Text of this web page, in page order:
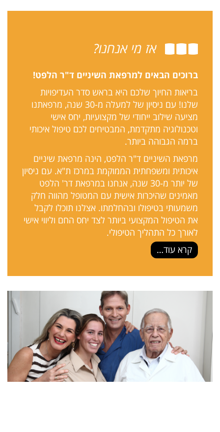
אז מי אנחנו?
ברוכים הבאים למרפאת השיניים ד"ר הלפט!
בריאות החיוך שלכם היא בראש סדר העדיפויות
שלנו! עם ניסיון של למעלה מ-30 שנה, מרפאתנו
מציעה שילוב ייחודי של מקצועיות, יחס אישי
וטכנולוגיה מתקדמת, המבטיחים לכם טיפול איכותי
ברמה הגבוהה ביותר.
מרפאת השיניים ד"ר הלפט, הינה מרפאת שיניים
איכותית ומשפחתית הממוקמת במרכז ת"א. עם ניסיון
של יותר מ-30 שנה, אנחנו במרפאת דר' הלפט
מאמינים שהיכרות אישית עם המטופל מהווה חלק
משמעותי בטיפולו ובהחלמתו. אצלנו תוכלו לקבל
את הטיפול המקצועי ביותר לצד יחס החם וליווי אישי
לאורך כל התהליך הטיפולי.
קרא עוד…